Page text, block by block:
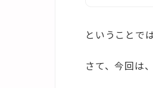
ということで
さて、今回は